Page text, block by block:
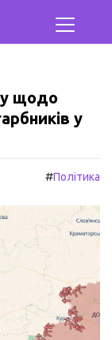
щодо
у
#Політика